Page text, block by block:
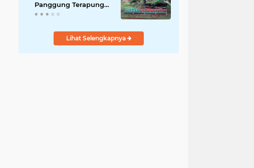
Panggung Terapung
yang Cocok Jadi
Pekan
Lihat Selengkapnya